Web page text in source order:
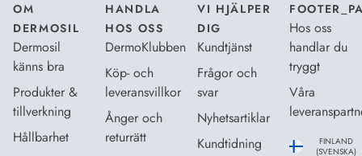
OM
DERMOSIL
Dermosil
känns bra
Produkter &
tillverkning
Hållbarhet
HANDLA
HOS OSS
DermoKlubben
Köp- och
leveransvillkor
Ånger och
returrätt
VI HJÄLPER
DIG
Kundtjänst
Frågor och
svar
Nyhetsartiklar
Kundtidning
Hos oss
handlar du
tryggt
Våra
FINLAND
(SVENSKA)